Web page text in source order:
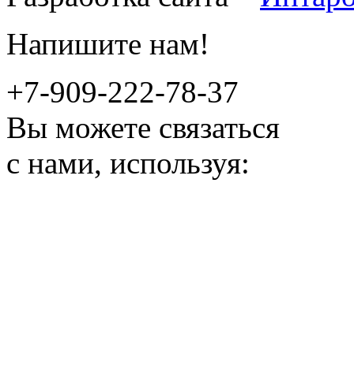
Напишите нам!
+7-909-222-78-37
Вы можете связаться
с нами, используя: